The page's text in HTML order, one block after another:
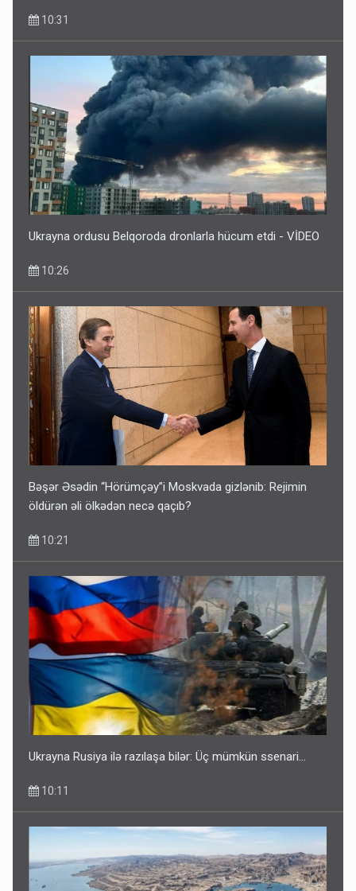
10:31
Ukrayna ordusu Belqoroda dronlarla hücum etdi - VİDEO
10:26
Bəşər Əsədin “Hörümçəy”i Moskvada gizlənib: Rejimin
öldürən əli ölkədən necə qaçıb?
10:21
Ukrayna Rusiya ilə razılaşa bilər: Üç mümkün ssenari...
10:11